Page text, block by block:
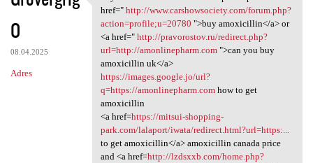
O
08.04.2025
Adres
buy amoxicillin online
href=" http://www.carshowsociety.com/forum.php?
action=profile;u=20780 ">buy amoxicillin</a> or
<a href=" http://pravorostov.ru/redirect.php?
url=http://amonlinepharm.com">can you buy
amoxicillin uk</a>
https://images.google.jo/url?
q=https://amonlinepharm.comhow to get
amoxicillin
<a href=https://mitsui-shopping-
park.com/lalaport/iwata/redirect.html?url=https:...
to get amoxicillin</a> amoxicillin canada price
and <a href=http://lzdsxxb.com/home.php?